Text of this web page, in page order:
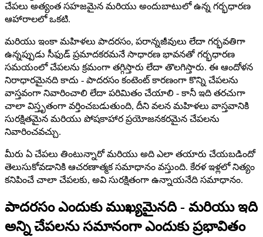
చేపలు అత్యంత సహజమైన మరియు అందుబాటులో ఉన్న గర్భధారణ
ఆహారాలలో ఒకటి.
మరియు ఇంకా మహిళలు పాదరసం, పరాన్నజీవులు లేదా గర్భవతిగా
ఉన్నప్పుడు సీఫుడ్ ప్రమాదకరమనే సాధారణ భావనతో గర్భధారణ
సమయంలో చేపలను క్రమంగా తగ్గిస్తారు లేదా తొలగిస్తారు. ఈ ఆందోళన
నిరాధారమైనది కాదు - పాదరసం కంటెంట్ కారణంగా కొన్ని చేపలను
వాస్తవంగా నివారించాలి లేదా పరిమితం చేయాలి - కానీ ఇది తరచుగా
చాలా విస్తృతంగా వర్తించబడుతుంది, దీని వలన మహిళలు వాస్తవానికి
సురక్షితమైన మరియు పోషకాహార ప్రయోజనకరమైన చేపలను
నివారించవచ్చు.
మీరు ఏ చేపలు తింటున్నారో మరియు అది ఎలా తయారు చేయబడిందో
తెలుసుకోవడానికి ఆచరణాత్మక సమాధానం వస్తుంది. కేరళ ఇళ్లలో నిత్యం
కనిపించే చాలా చేపలకు, అవి సురక్షితంగా ఉన్నాయనేది సమాధానం.
పాదరసం ఎందుకు ముఖ్యమైనది - మరియు ఇది
అన్ని చేపలను సమానంగా ఎందుకు ప్రభావితం